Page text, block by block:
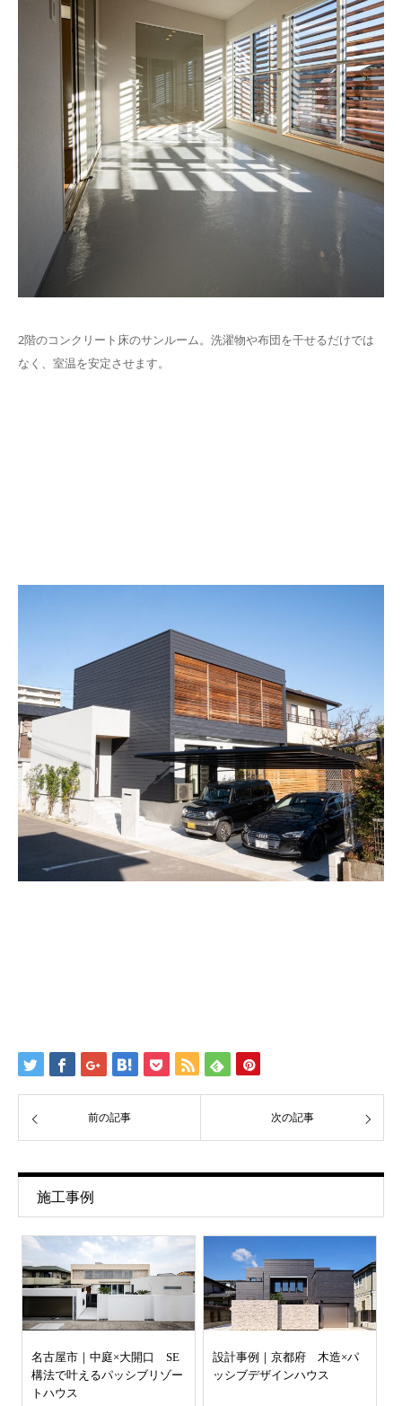
2階のコンクリート床のサンルーム。洗濯物や布団を干せるだけでは
なく、室温を安定させます。
前の記事 次の記事
施工事例
名古屋市｜中庭×大開口 SE
構法で叶えるパッシブリゾー
トハウス
設計事例｜京都府 木造×パ
ッシブデザインハウス